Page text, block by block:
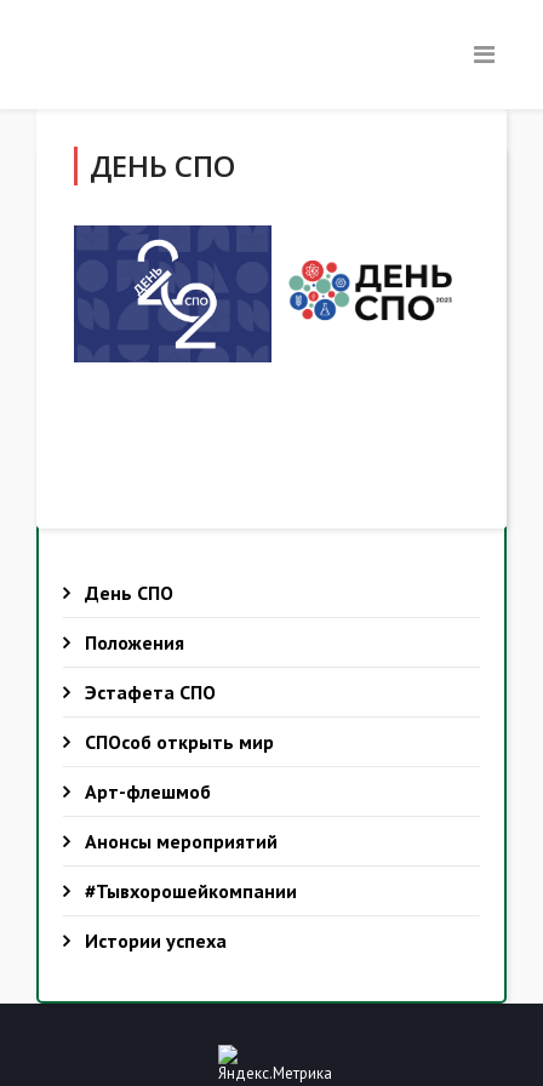
ДЕНЬ СПО
День СПО
Положения
Эстафета СПО
СПОсоб открыть мир
Арт-флешмоб
Анонсы мероприятий
#Тывхорошейкомпании
Истории успеха